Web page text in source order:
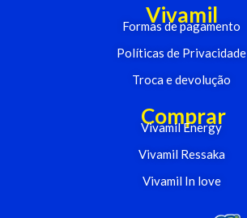
Vivamil
Formas de pagamento
Políticas de Privacidade
Troca e devolução
Comprar
Vivamil Energy
Vivamil Ressaka
Vivamil In love